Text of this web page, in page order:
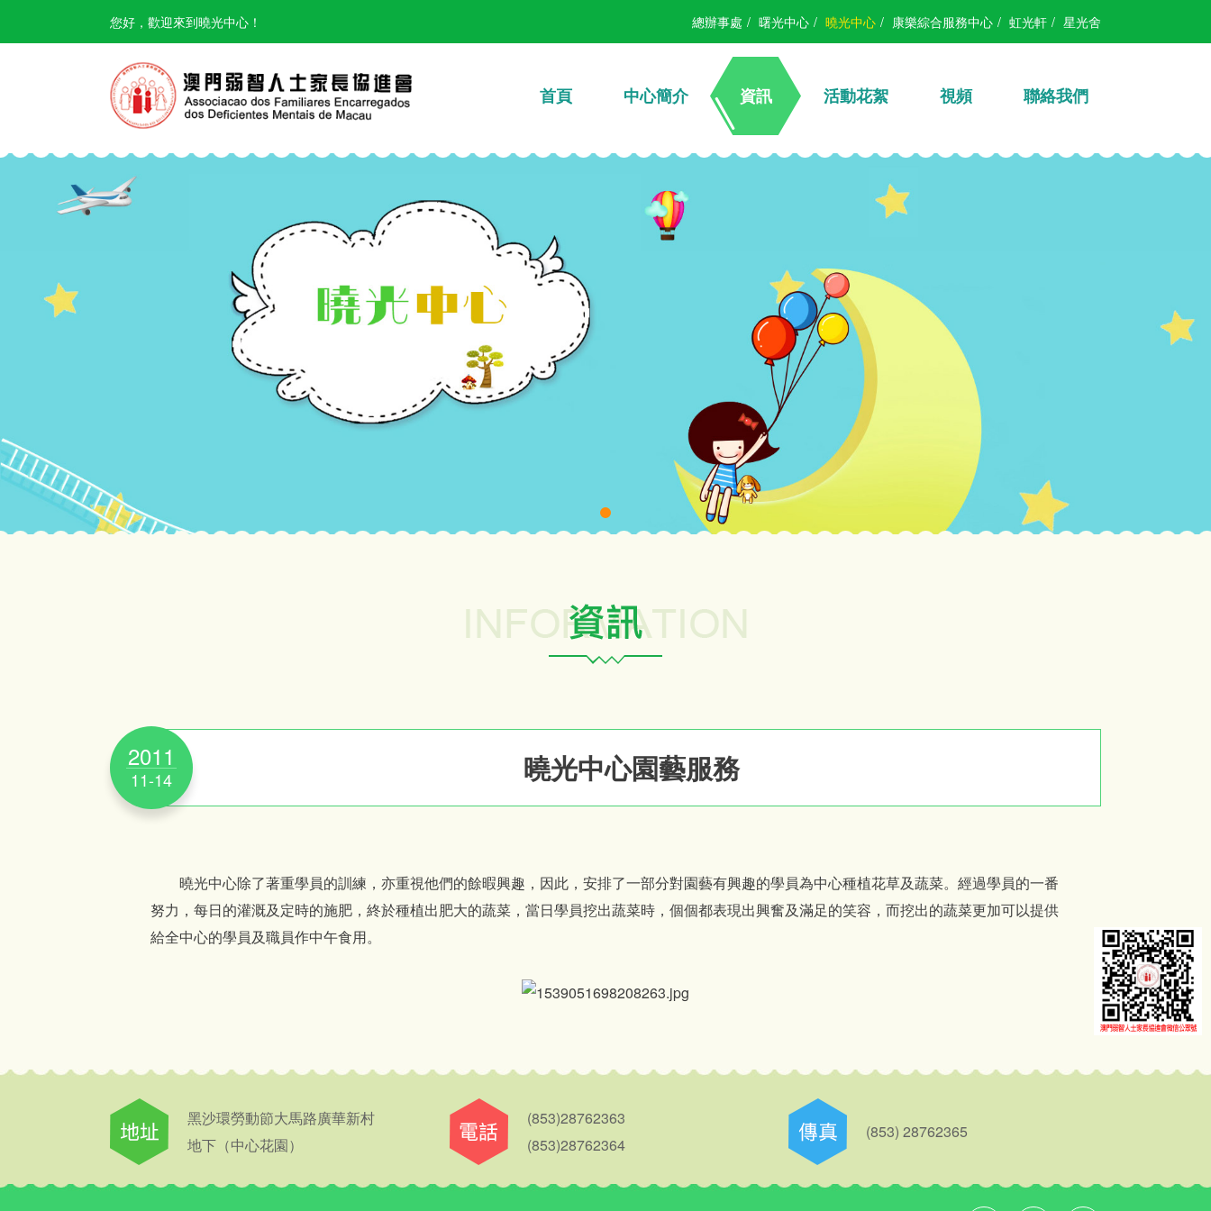
您好，歡迎來到曉光中心！ 總辦事處 / 曙光中心 / 曉光中心 / 康樂綜合服務中心 / 虹光軒 / 星光舍
首頁 中心簡介 資訊 活動花絮 視頻 聯絡我們
2011
11-14 曉光中心園藝服務
曉光中心除了著重學員的訓練，亦重視他們的餘暇興趣，因此，安排了一部分對園藝有興趣的學員為中心種植花草及蔬菜。經過學員的一番
努力，每日的灌溉及定時的施肥，終於種植出肥大的蔬菜，當日學員挖出蔬菜時，個個都表現出興奮及滿足的笑容，而挖出的蔬菜更加可以提供
給全中心的學員及職員作中午食用。
黑沙環勞動節大馬路廣華新村
地下（中心花園）
(853)28762363
(853)28762364
(853) 28762365